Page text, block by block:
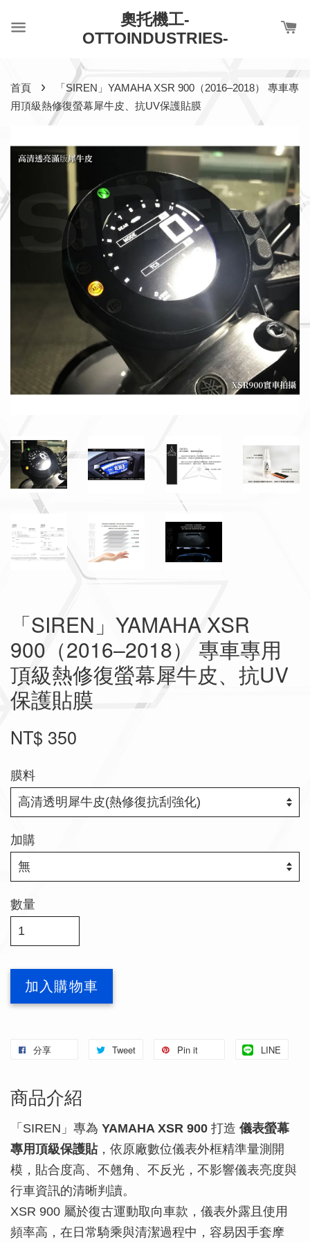
奧托機工-
OTTOINDUSTRIES-
首頁 ›
「SIREN」YAMAHA XSR 900（2016–2018） 專車專
用頂級熱修復螢幕犀牛皮、抗UV保護貼膜
「SIREN」YAMAHA XSR
900（2016–2018） 專車專用
頂級熱修復螢幕犀牛皮、抗UV
保護貼膜
NT$ 350
膜料
加購
數量
加入購物車
分享 Tweet Pin it LINE
商品介紹
「SIREN」專為 YAMAHA XSR 900 打造 儀表螢幕
專用頂級保護貼，依原廠數位儀表外框精準量測開
模，貼合度高、不翹角、不反光，不影響儀表亮度與
行車資訊的清晰判讀。
XSR 900 屬於復古運動取向車款，儀表外露且使用
頻率高，在日常騎乘與清潔過程中，容易因手套摩